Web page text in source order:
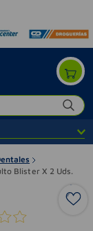
Blister X 2 Uds.